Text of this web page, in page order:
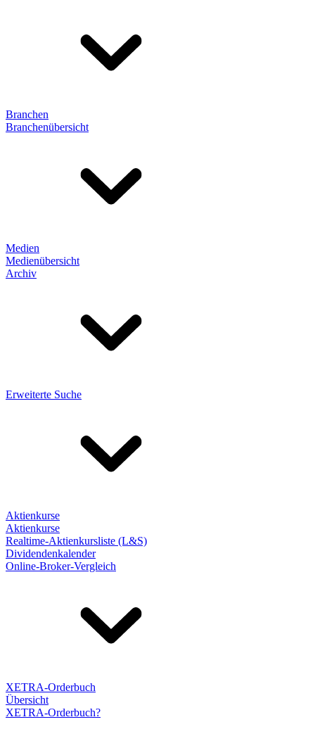
Branchen
Branchenübersicht
Medien
Medienübersicht
Archiv
Erweiterte Suche
Aktienkurse
Aktienkurse
Realtime-Aktienkursliste (L&S)
Dividendenkalender
Online-Broker-Vergleich
XETRA-Orderbuch
Übersicht
XETRA-Orderbuch?